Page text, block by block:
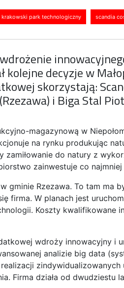
krakowski park technologiczny scandia
decyzje w
skorzystają:
i Biga Stal
magazynową w
na rynku produkując
zamiłowanie do natury z
zainwestuje co najmniej
gminie Rzezawa. To tam ma
firma. W planach jest
Koszty kwalifikowane
wdroży innowacyjny i
analizie big data
zindywidualizowanych
Firma działa od dwudziestu